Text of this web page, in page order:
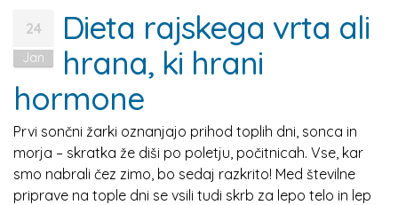
24
Jan
Dieta rajskega vrta ali
hrana, ki hrani
hormone
Prvi sončni žarki oznanjajo prihod toplih dni, sonca in
morja – skratka že diši po poletju, počitnicah. Vse, kar
smo nabrali čez zimo, bo sedaj razkrito! Med številne
priprave na tople dni se vsili tudi skrb za lepo telo in lep